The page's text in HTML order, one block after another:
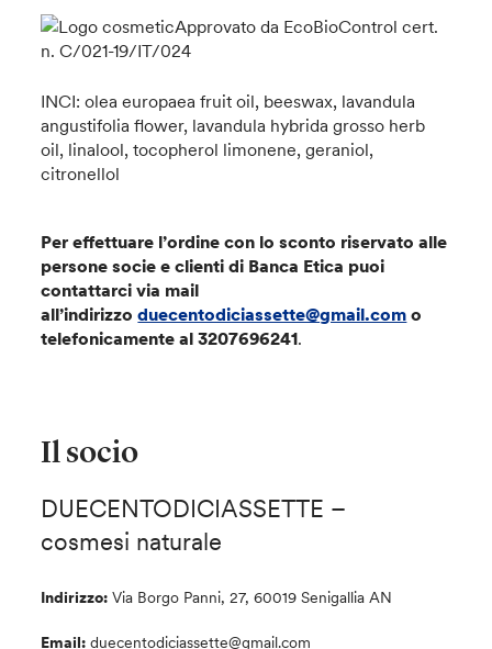
Approvato da EcoBioControl cert.
n. C/021-19/IT/024
INCI: olea europaea fruit oil, beeswax, lavandula
angustifolia flower, lavandula hybrida grosso herb
oil, linalool, tocopherol limonene, geraniol,
citronellol
Per effettuare l’ordine con lo sconto riservato alle
persone socie e clienti di Banca Etica puoi
contattarci via mail
all’indirizzoduecentodiciassette@gmail.com o
telefonicamente al 3207696241.
Il socio
DUECENTODICIASSETTE –
cosmesi naturale
Indirizzo: Via Borgo Panni, 27, 60019 Senigallia AN
Email: duecentodiciassette@gmail.com